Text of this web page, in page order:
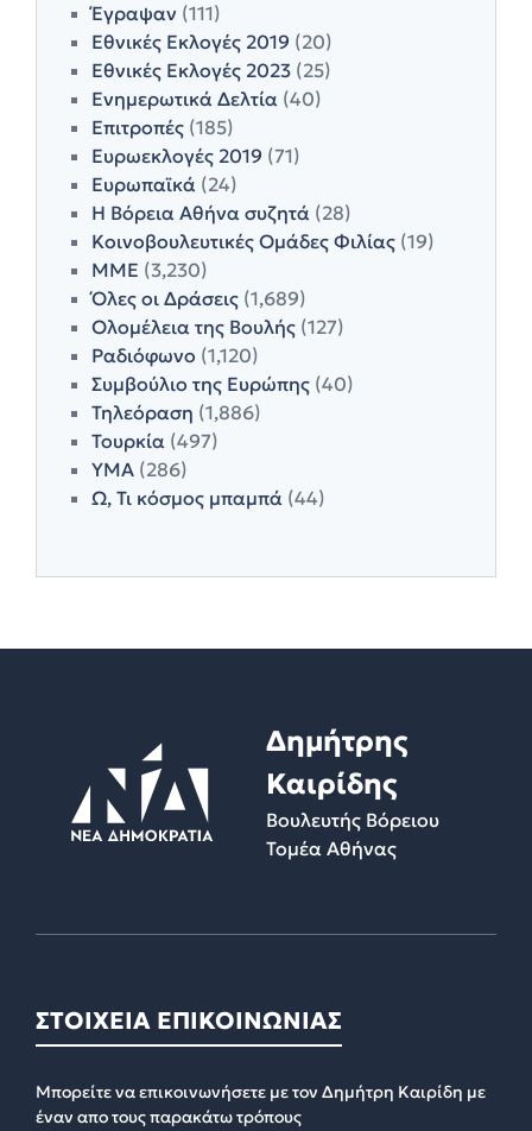
Έγραψαν (111)
Εθνικές Εκλογές 2019 (20)
Εθνικές Εκλογές 2023 (25)
Ενημερωτικά Δελτία (40)
Επιτροπές (185)
Ευρωεκλογές 2019 (71)
Ευρωπαϊκά (24)
Η Βόρεια Αθήνα συζητά (28)
Κοινοβουλευτικές Ομάδες Φιλίας (19)
ΜΜΕ (3,230)
Όλες οι Δράσεις (1,689)
Ολομέλεια της Βουλής (127)
Ραδιόφωνο (1,120)
Συμβούλιο της Ευρώπης (40)
Τηλεόραση (1,886)
Τουρκία (497)
ΥΜΑ (286)
Ω, Τι κόσμος μπαμπά (44)
Δημήτρης
Καιρίδης
Βουλευτής Βόρειου
Τομέα Αθήνας
ΣΤΟΙΧΕΙΑ ΕΠΙΚΟΙΝΩΝΙΑΣ
Μπορείτε να επικοινωνήσετε με τον Δημήτρη Καιρίδη με
έναν απο τους παρακάτω τρόπους